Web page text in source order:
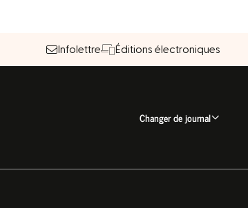
Infolettre Éditions électroniques
Changer de journal